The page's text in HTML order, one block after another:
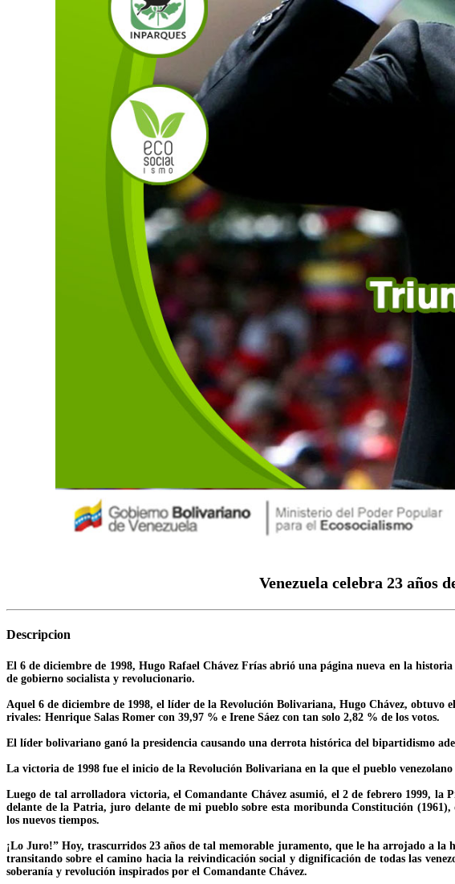
Venezuela celebra 23
Descripcion
El 6 de diciembre de 1998, Hugo Rafael Chávez Frías abrió una página nueva en la historia
de gobierno socialista y revolucionario.
Aquel 6 de diciembre de 1998, el líder de la Revolución Bolivariana, Hugo Chávez, obtuvo
rivales: Henrique Salas Romer con 39,97 % e Irene Sáez con tan solo 2,82 % de los votos.
El líder bolivariano ganó la presidencia causando una derrota histórica del bipartidismo
La victoria de 1998 fue el inicio de la Revolución Bolivariana en la que el pueblo
Luego de tal arrolladora victoria, el Comandante Chávez asumió, el 2 de febrero 1999,
delante de la Patria, juro delante de mi pueblo sobre esta moribunda Constitución
los nuevos tiempos.
¡Lo Juro!” Hoy, trascurridos 23 años de tal memorable juramento, que le ha arrojado a
transitando sobre el camino hacia la reivindicación social y dignificación de todas las
soberanía y revolución inspirados por el Comandante Chávez.